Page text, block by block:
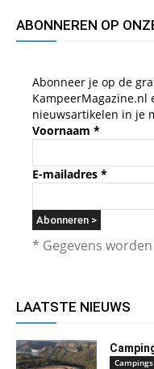
ABONNEREN OP
Abonneer je op de
KampeerMagazine.nl
nieuwsartikelen in je
Voornaam *
E-mailadres *
* Gegevens
LAATSTE NIEUWS